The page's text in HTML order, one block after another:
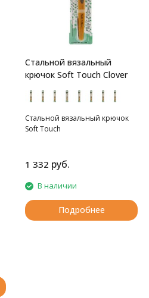
Стальной вязальный
крючок Soft Touch Clover
Стальной вязальный крючок
Soft Touch
1 332 руб.
В наличии
Подробнее